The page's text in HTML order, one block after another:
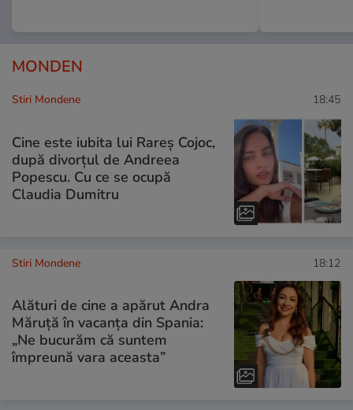
MONDEN
Stiri Mondene 18:45
Cine este iubita lui Rareș Cojoc,
după divorțul de Andreea
Popescu. Cu ce se ocupă
Claudia Dumitru
Stiri Mondene 18:12
Alături de cine a apărut Andra
Măruță în vacanța din Spania:
„Ne bucurăm că suntem
împreună vara aceasta”